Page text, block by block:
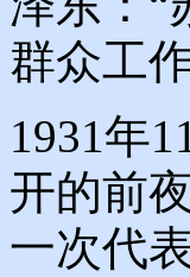
群众工
1931年
开的前
一次代